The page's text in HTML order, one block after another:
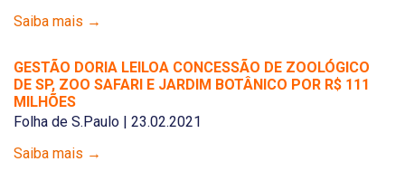
Saiba mais →
GESTÃO DORIA LEILOA CONCESSÃO DE ZOOLÓGICO
DE SP, ZOO SAFARI E JARDIM BOTÂNICO POR R$ 111
MILHÕES
Folha de S.Paulo | 23.02.2021
Saiba mais →